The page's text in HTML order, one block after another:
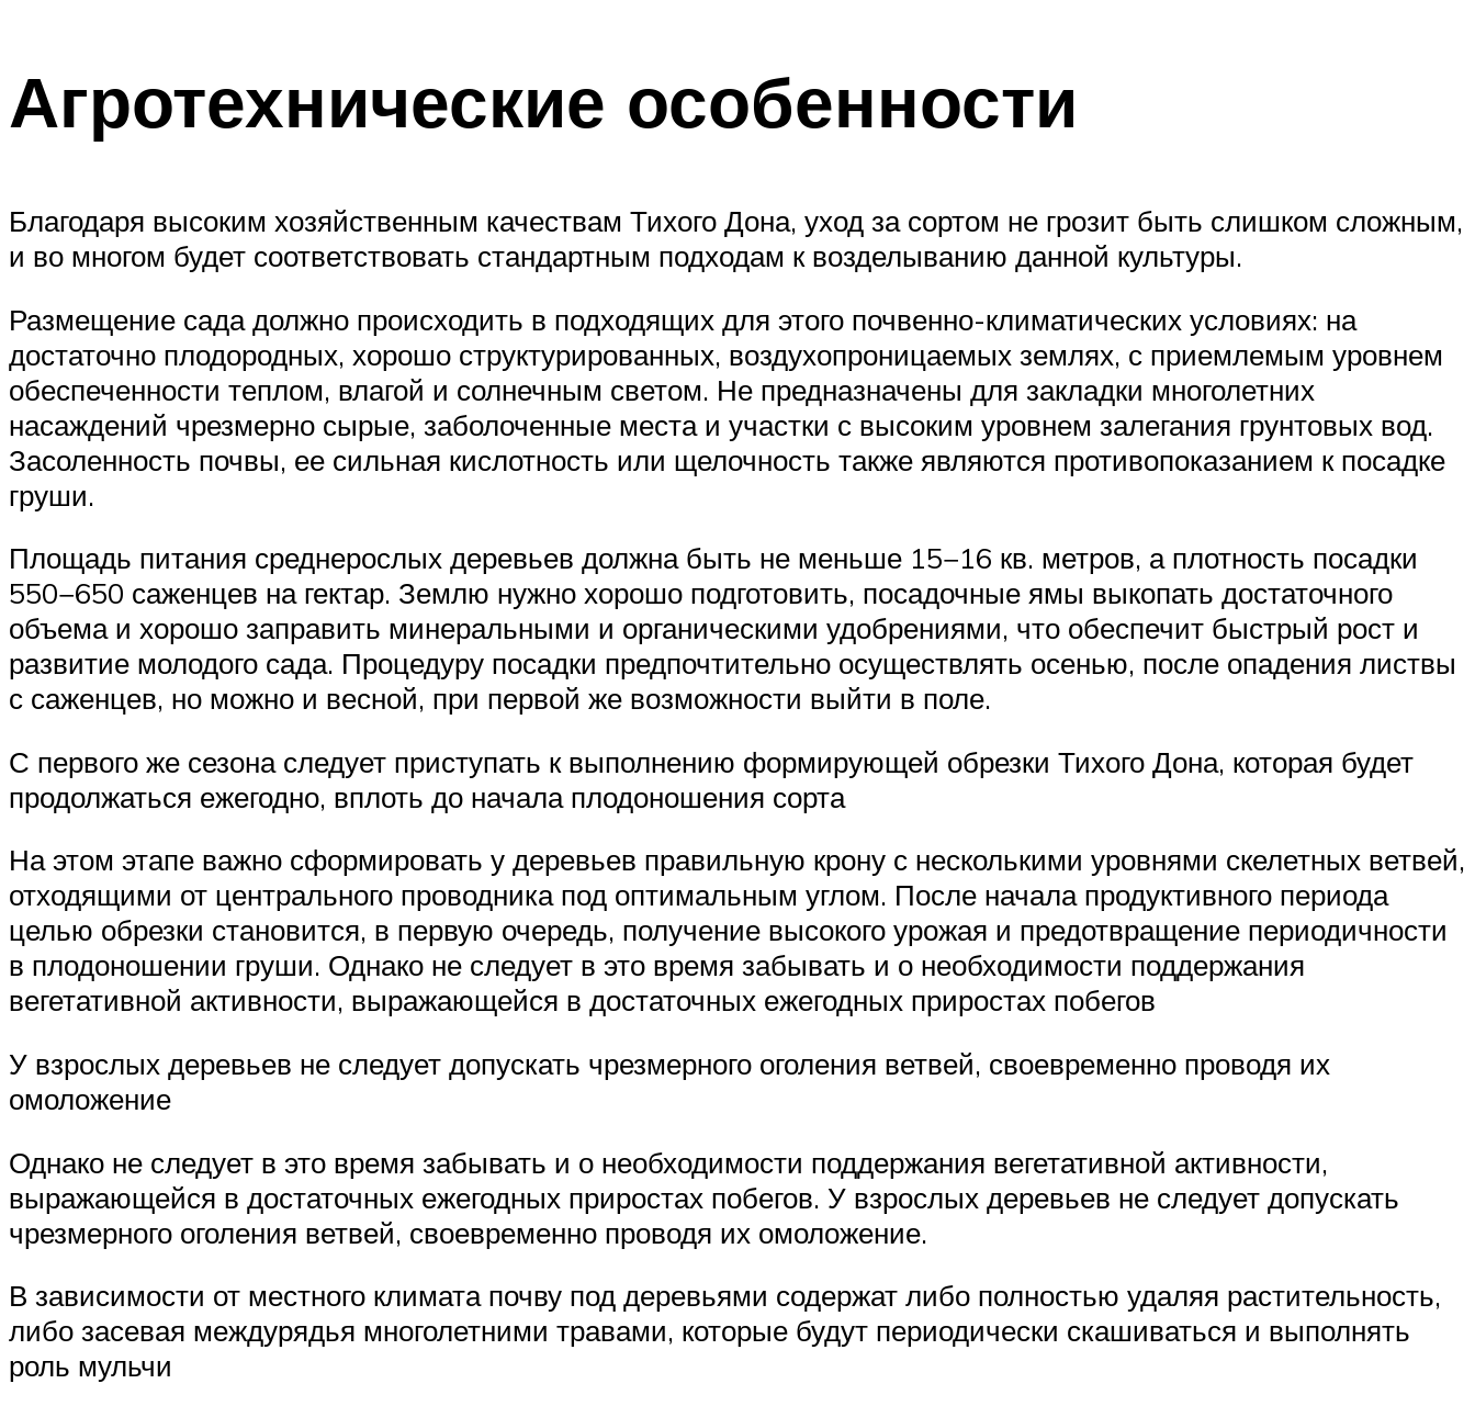
Агротехнические особенности
Благодаря высоким хозяйственным качествам Тихого Дона, уход за сортом не грозит быть слишком сложным,
и во многом будет соответствовать стандартным подходам к возделыванию данной культуры.
Размещение сада должно происходить в подходящих для этого почвенно-климатических условиях: на
достаточно плодородных, хорошо структурированных, воздухопроницаемых землях, с приемлемым уровнем
обеспеченности теплом, влагой и солнечным светом. Не предназначены для закладки многолетних
насаждений чрезмерно сырые, заболоченные места и участки с высоким уровнем залегания грунтовых вод.
Засоленность почвы, ее сильная кислотность или щелочность также являются противопоказанием к посадке
груши.
Площадь питания среднерослых деревьев должна быть не меньше 15−16 кв. метров, а плотность посадки
550−650 саженцев на гектар. Землю нужно хорошо подготовить, посадочные ямы выкопать достаточного
объема и хорошо заправить минеральными и органическими удобрениями, что обеспечит быстрый рост и
развитие молодого сада. Процедуру посадки предпочтительно осуществлять осенью, после опадения листвы
с саженцев, но можно и весной, при первой же возможности выйти в поле.
С первого же сезона следует приступать к выполнению формирующей обрезки Тихого Дона, которая будет
продолжаться ежегодно, вплоть до начала плодоношения сорта
На этом этапе важно сформировать у деревьев правильную крону с несколькими уровнями скелетных ветвей,
отходящими от центрального проводника под оптимальным углом. После начала продуктивного периода
целью обрезки становится, в первую очередь, получение высокого урожая и предотвращение периодичности
в плодоношении груши. Однако не следует в это время забывать и о необходимости поддержания
вегетативной активности, выражающейся в достаточных ежегодных приростах побегов
У взрослых деревьев не следует допускать чрезмерного оголения ветвей, своевременно проводя их
омоложение
Однако не следует в это время забывать и о необходимости поддержания вегетативной активности,
выражающейся в достаточных ежегодных приростах побегов. У взрослых деревьев не следует допускать
чрезмерного оголения ветвей, своевременно проводя их омоложение.
В зависимости от местного климата почву под деревьями содержат либо полностью удаляя растительность,
либо засевая междурядья многолетними травами, которые будут периодически скашиваться и выполнять
роль мульчи